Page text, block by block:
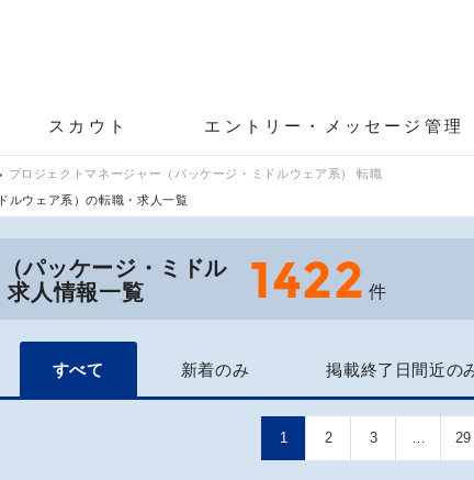
スカウト エントリー・メッセージ管理
プロジェクトマネージャー（パッケージ・ミドルウェア系） 転職
ルウェア系）の転職・求人一覧
パッケージ・ミドル
求人情報一覧
1422 件
すべて 新着のみ 掲載終了日間近の
1 2 3 … 29